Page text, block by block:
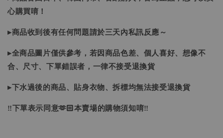
心購買唷！
▸商品收到後有任何問題請於三天內私訊反應～
▸全商品圖片僅供參考，若因商品色差、個人喜好、想像不
合、尺寸、下單錯誤者，一律不接受退換貨
▸下水過後的商品、貼身衣物、拆標均無法接受退換貨
‼下單表示同意🫶🏻本賣場的購物須知唷‼